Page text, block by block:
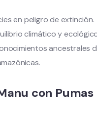
en peligro de extinción.
climático y
ancestrales
con Pumas